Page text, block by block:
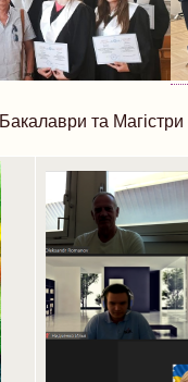
Бакалаври та